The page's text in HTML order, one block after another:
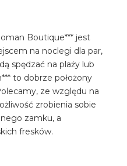
Boutique*** jest
na noclegi dla par,
spędzać na plaży lub
to dobrze położony
ze względu na
zrobienia sobie
zamku, a
fresków.